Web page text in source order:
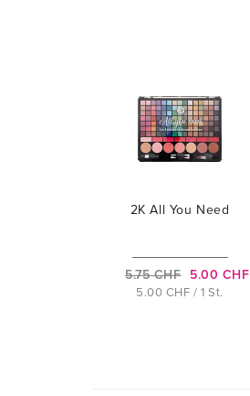
2K All You Need
5.75 CHF 5.00 CHF
5.00 CHF / 1 St.